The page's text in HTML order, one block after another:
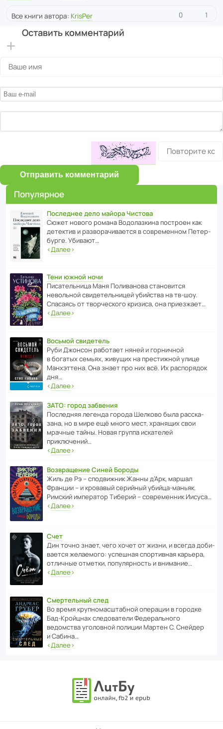
Все книги автора: KrisPer 0 1
Оставить комментарий
Отправить комментарий
Популярное
Последнее дело майора Чистова
Сюжет нового романа Водо­ла­з­кина пост­роен как
дете­ктив и разво­ра­чи­ва­ется в совре­менном Пете­р­
бурге. Убивают…
‹Далее›
Тени южной ночи
Писа­тель­ница Маня Поли­ва­нова стано­вится
невольной свиде­тель­ницей убийства на тв-шоу.
Спасаясь от твор­че­с­кого кризиса, она приезжает…
‹Далее›
Восьмой свидетель
Руби Джонсон рабо­тает няней и горни­чной
в богатых семьях, живущих на прес­ти­жной улице
Манх­эт­тена. Она знает про них всё. Их распо­рядок
дня…
‹Далее›
ЗАТО: город забвения
После­дняя легенда города Шелково была расска­
зана, но в мире ещё много мест, хранящих свои
мрачные тайны. Новая группа иска­телей
приключений…
‹Далее›
Возвращение Синей Бороды
Жиль де Рэ – спод­ви­жник Жанны д’Арк, маршал
Франции – и кровавый серийный убийца-маньяк.
Римский импе­ратор Тиберий – совре­менник Иисуса…
‹Далее›
Счет
Дин точно знает, чего хочет от жизни, и всегда доби­
ва­ется жела­е­мого: успе­шная спор­ти­вная карьера,
отли­чные отметки, попу­ля­р­ность и внимание…
‹Далее›
Смертельный след
Во время круп­но­мас­ш­та­бной операции в городке
Бад‑Крой­цнах следо­ва­тели Феде­раль­ного
ведомства уголо­вной полиции Мартен С. Снейдер
и Сабина…
‹Далее›